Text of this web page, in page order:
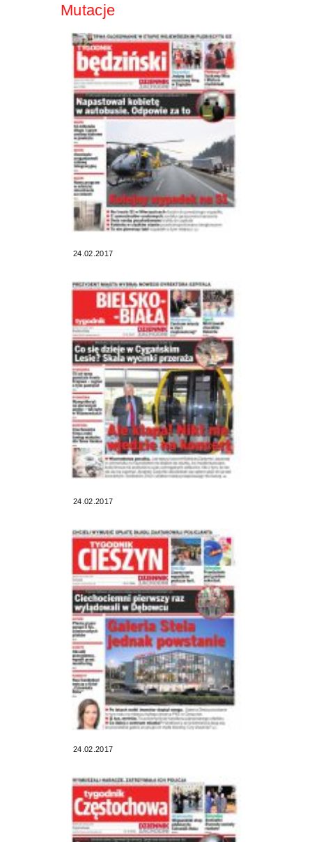
Mutacje
24.02.2017
24.02.2017
24.02.2017